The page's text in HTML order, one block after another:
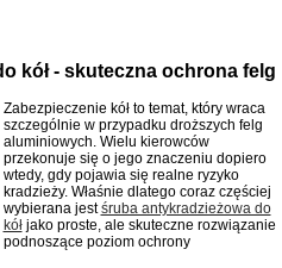
kół - skuteczna ochrona felg
Zabezpieczenie kół to temat, który wraca
szczególnie w przypadku droższych felg
aluminiowych. Wielu kierowców
przekonuje się o jego znaczeniu dopiero
wtedy, gdy pojawia się realne ryzyko
kradzieży. Właśnie dlatego coraz częściej
wybierana jestśruba antykradzieżowa do
kółjako proste, ale skuteczne rozwiązanie
podnoszące poziom ochrony